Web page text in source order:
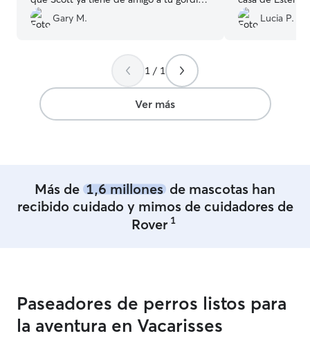
Dejar al bebé de uno es fuerte, pero nos
hiciste sentir en confianza. De corazón,
Gary M.
contentos!! ”
Lucia P.
1 / 1
Ver más
Más de 1,6 millones de mascotas han
recibido cuidado y mimos de cuidadores de
Rover 1
Paseadores de perros listos para
la aventura en Vacarisses